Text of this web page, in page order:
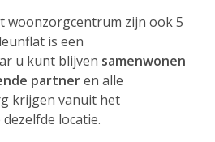
woonzorgcentrum zijn ook 5
is een
u kunt blijven samenwonen
partneren alle
krijgen vanuit het
locatie.